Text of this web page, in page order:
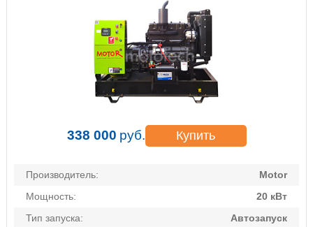
338 000 руб. Купить
Производитель:
Motor
Мощность:
20 кВт
Тип запуска:
Автозапуск